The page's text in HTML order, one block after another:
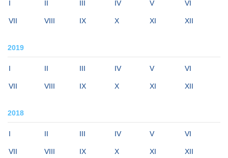
I II III IV V VI
VII VIII IX X XI XII
2019
I II III IV V VI
VII VIII IX X XI XII
2018
I II III IV V VI
VII VIII IX X XI XII